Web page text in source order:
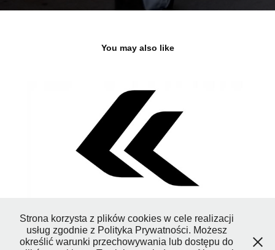
You may also like
KROSS
2023
Strona korzysta z plików cookies w cele realizacji
usług zgodnie z Polityka Prywatności. Możesz
określić warunki przechowywania lub dostępu do